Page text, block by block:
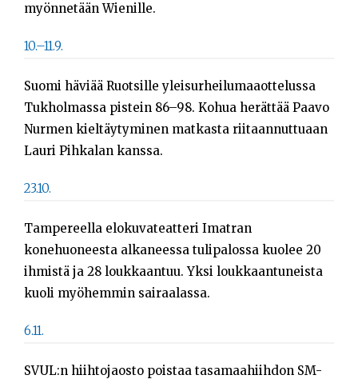
myönnetään Wienille.
10.–11.9.
Suomi häviää Ruotsille yleisurheilumaaottelussa
Tukholmassa pistein 86–98. Kohua herättää Paavo
Nurmen kieltäytyminen matkasta riitaannuttuaan
Lauri Pihkalan kanssa.
23.10.
Tampereella elokuvateatteri Imatran
konehuoneesta alkaneessa tulipalossa kuolee 20
ihmistä ja 28 loukkaantuu. Yksi loukkaantuneista
kuoli myöhemmin sairaalassa.
6.11.
SVUL:n hiihtojaosto poistaa tasamaahiihdon SM-